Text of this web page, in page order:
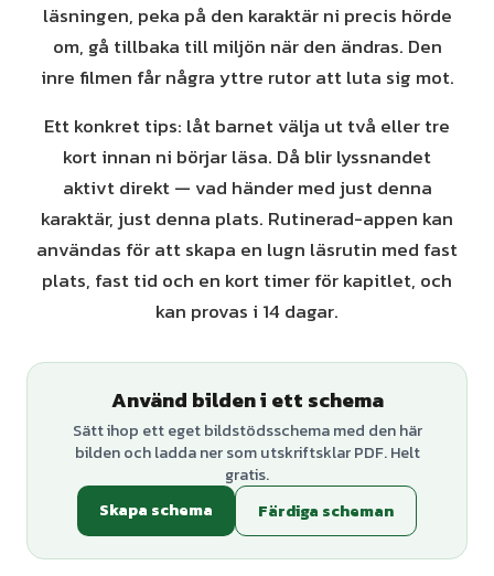
läsningen, peka på den karaktär ni precis hörde
om, gå tillbaka till miljön när den ändras. Den
inre filmen får några yttre rutor att luta sig mot.
Ett konkret tips: låt barnet välja ut två eller tre
kort innan ni börjar läsa. Då blir lyssnandet
aktivt direkt — vad händer med just denna
karaktär, just denna plats. Rutinerad-appen kan
användas för att skapa en lugn läsrutin med fast
plats, fast tid och en kort timer för kapitlet, och
kan provas i 14 dagar.
Använd bilden i ett schema
Sätt ihop ett eget bildstödsschema med den här
bilden och ladda ner som utskriftsklar PDF. Helt
gratis.
Skapa schema
Färdiga scheman